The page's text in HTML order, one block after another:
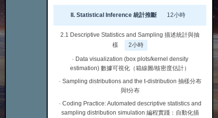
II. Statistical Inference 統計推斷 12小時
2.1 Descriptive Statistics and Sampling 描述統計與抽
樣
2小時
· Data visualization (box plots/kernel density
estimation) 數據可視化（箱線圖/核密度估計）
· Sampling distributions and the t-distribution 抽樣分布
與t分布
· Coding Practice: Automated descriptive statistics and
sampling distribution simulation 編程實踐：自動化描